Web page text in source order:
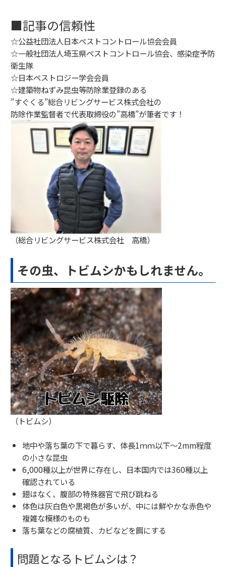
■記事の信頼性
☆公益社団法人日本ペストコントロール協会会員
☆一般社団法人埼玉県ペストコントロール協会、感染症予防
衛生隊
☆日本ペストロジー学会会員
☆建築物ねずみ昆虫等防除業登録のある
”すぐくる”総合リビングサービス株式会社の
防除作業監督者で代表取締役の”高橋”が筆者です！
（総合リビングサービス株式会社 高橋）
その虫、トビムシかもしれません。
（トビムシ）
地中や落ち葉の下で暮らす、体長1ｍｍ以下～2mm程度
の小さな昆虫
6,000種以上が世界に存在し、日本国内では360種以上
確認されている
翅はなく、腹部の特殊器官で飛び跳ねる
体色は灰白色や黒褐色が多いが、中には鮮やかな赤色や
複雑な模様のものも
落ち葉などの腐植質、カビなどを餌にする
問題となるトビムシは？